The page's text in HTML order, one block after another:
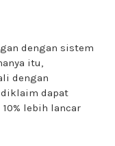
dengan sistem
itu,
dengan
diklaim dapat
lebih lancar